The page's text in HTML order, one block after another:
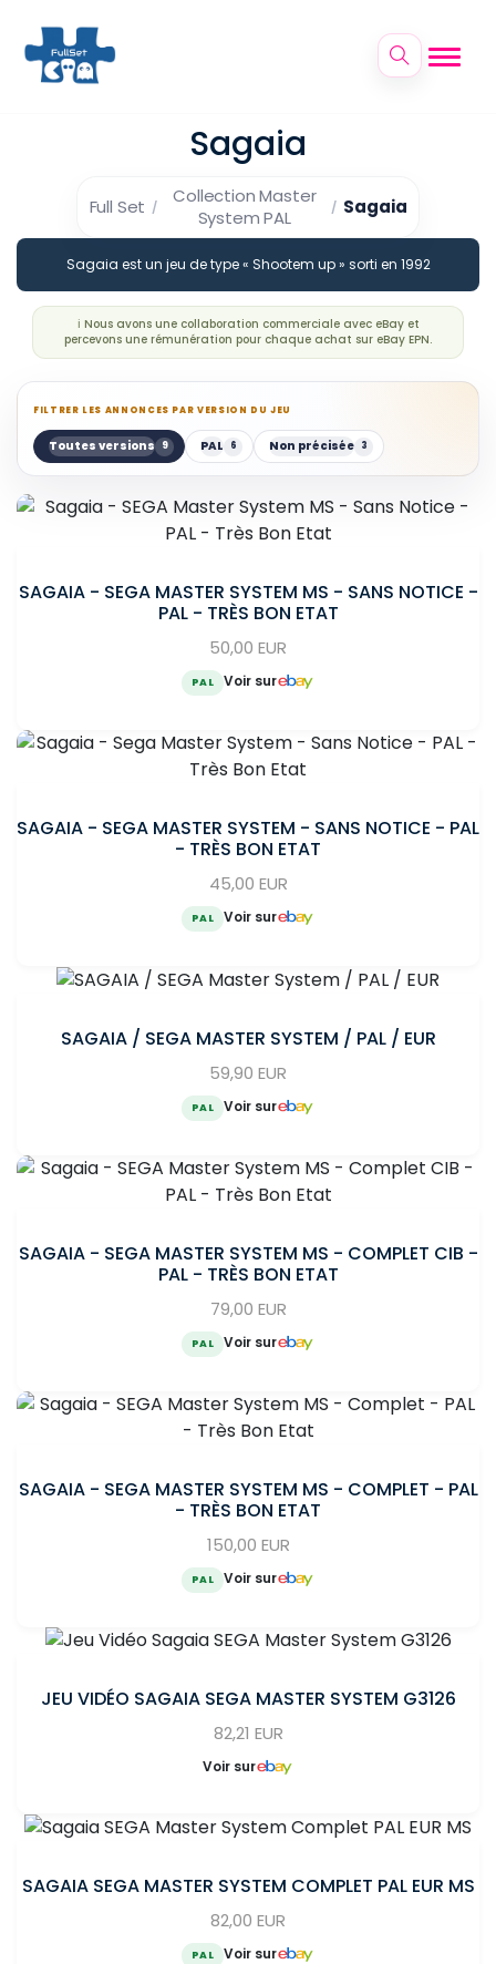
Sagaia
Full Set
Collection Master
System PAL
Sagaia
Sagaia est un jeu de type « Shootem up » sorti en 1992
ℹ️ Nous avons une collaboration commerciale avec eBay et
percevons une rémunération pour chaque achat sur eBay EPN.
FILTRER LES ANNONCES PAR VERSION DU JEU
Toutes versions 9 PAL 6 Non précisée 3
SAGAIA - SEGA MASTER SYSTEM MS - SANS NOTICE -
PAL - TRÈS BON ETAT
50,00 EUR
PAL Voir sur
SAGAIA - SEGA MASTER SYSTEM - SANS NOTICE - PAL
- TRÈS BON ETAT
45,00 EUR
PAL Voir sur
SAGAIA / SEGA MASTER SYSTEM / PAL / EUR
59,90 EUR
PAL Voir sur
SAGAIA - SEGA MASTER SYSTEM MS - COMPLET CIB -
PAL - TRÈS BON ETAT
79,00 EUR
PAL Voir sur
SAGAIA - SEGA MASTER SYSTEM MS - COMPLET - PAL
- TRÈS BON ETAT
150,00 EUR
PAL Voir sur
JEU VIDÉO SAGAIA SEGA MASTER SYSTEM G3126
82,21 EUR
Voir sur
SAGAIA SEGA MASTER SYSTEM COMPLET PAL EUR MS
82,00 EUR
PAL Voir sur